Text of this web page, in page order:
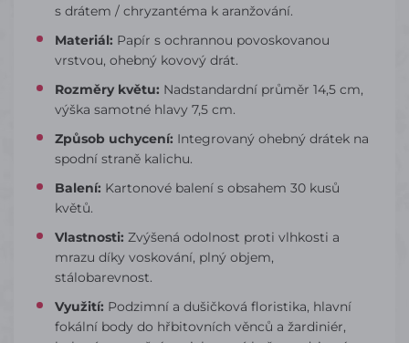
s drátem / chryzantéma k aranžování.
Materiál: Papír s ochrannou povoskovanou
vrstvou, ohebný kovový drát.
Rozměry květu: Nadstandardní průměr 14,5 cm,
výška samotné hlavy 7,5 cm.
Způsob uchycení: Integrovaný ohebný drátek na
spodní straně kalichu.
Balení: Kartonové balení s obsahem 30 kusů
květů.
Vlastnosti: Zvýšená odolnost proti vlhkosti a
mrazu díky voskování, plný objem,
stálobarevnost.
Využití: Podzimní a dušičková floristika, hlavní
fokální body do hřbitovních věnců a žardiniér,